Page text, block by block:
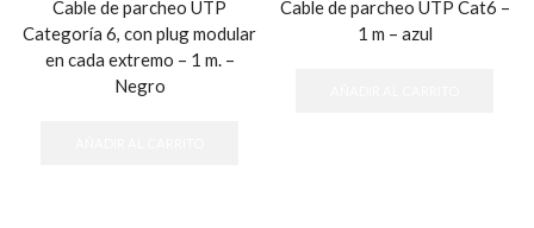
Cable de parcheo UTP
Categoría 6, con plug modular
en cada extremo – 1 m. –
Negro
Cable de parcheo UTP Cat6 –
1 m – azul